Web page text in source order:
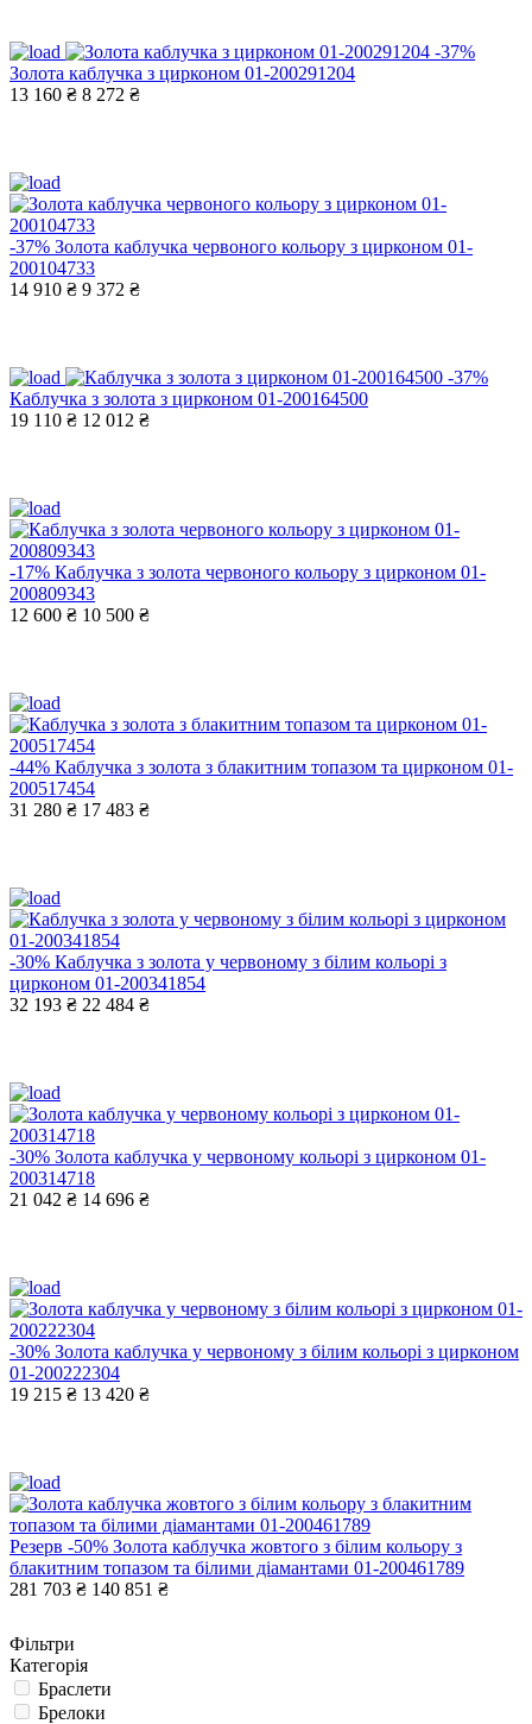
-37%
Золота каблучка з цирконом 01-200291204
13 160 ₴ 8 272 ₴
-37% Золота каблучка червоного кольору з цирконом 01-
200104733
14 910 ₴ 9 372 ₴
-37%
Каблучка з золота з цирконом 01-200164500
19 110 ₴ 12 012 ₴
-17% Каблучка з золота червоного кольору з цирконом 01-
200809343
12 600 ₴ 10 500 ₴
-44% Каблучка з золота з блакитним топазом та цирконом 01-
200517454
31 280 ₴ 17 483 ₴
-30% Каблучка з золота у червоному з білим кольорі з
цирконом 01-200341854
32 193 ₴ 22 484 ₴
-30% Золота каблучка у червоному кольорі з цирконом 01-
200314718
21 042 ₴ 14 696 ₴
-30% Золота каблучка у червоному з білим кольорі з цирконом
01-200222304
19 215 ₴ 13 420 ₴
Резерв -50% Золота каблучка жовтого з білим кольору з
блакитним топазом та білими діамантами 01-200461789
281 703 ₴ 140 851 ₴
Фільтри
Категорія
Браслети
Брелоки